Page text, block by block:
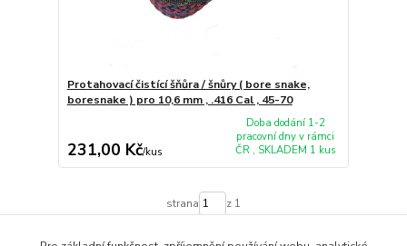
Protahovací čistící šňůra / šnůry ( bore snake,
boresnake ) pro 10,6 mm , .416 Cal , 45-70
231,00 Kč/kus
Doba dodání 1-2
pracovní dny v rámci
ČR , SKLADEM 1 kus
strana z 1